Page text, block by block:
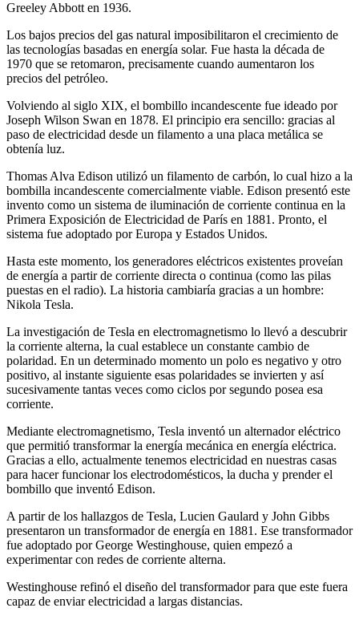
Greeley Abbott en 1936.
Los bajos precios del gas natural imposibilitaron el crecimiento de
las tecnologías basadas en energía solar. Fue hasta la década de
1970 que se retomaron, precisamente cuando aumentaron los
precios del petróleo.
Volviendo al siglo XIX, el bombillo incandescente fue ideado por
Joseph Wilson Swan en 1878. El principio era sencillo: gracias al
paso de electricidad desde un filamento a una placa metálica se
obtenía luz.
Thomas Alva Edison utilizó un filamento de carbón, lo cual hizo a la
bombilla incandescente comercialmente viable. Edison presentó este
invento como un sistema de iluminación de corriente continua en la
Primera Exposición de Electricidad de París en 1881. Pronto, el
sistema fue adoptado por Europa y Estados Unidos.
Hasta este momento, los generadores eléctricos existentes proveían
de energía a partir de corriente directa o continua (como las pilas
puestas en el radio). La historia cambiaría gracias a un hombre:
Nikola Tesla.
La investigación de Tesla en electromagnetismo lo llevó a descubrir
la corriente alterna, la cual establece un constante cambio de
polaridad. En un determinado momento un polo es negativo y otro
positivo, al instante siguiente esas polaridades se invierten y así
sucesivamente tantas veces como ciclos por segundo posea esa
corriente.
Mediante electromagnetismo, Tesla inventó un alternador eléctrico
que permitió transformar la energía mecánica en energía eléctrica.
Gracias a ello, actualmente tenemos electricidad en nuestras casas
para hacer funcionar los electrodomésticos, la ducha y prender el
bombillo que inventó Edison.
A partir de los hallazgos de Tesla, Lucien Gaulard y John Gibbs
presentaron un transformador de energía en 1881. Ese transformador
fue adoptado por George Westinghouse, quien empezó a
experimentar con redes de corriente alterna.
Westinghouse refinó el diseño del transformador para que este fuera
capaz de enviar electricidad a largas distancias.